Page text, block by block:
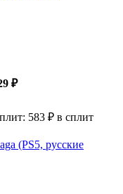
₽
583 ₽ в сплит
(PS5, русские